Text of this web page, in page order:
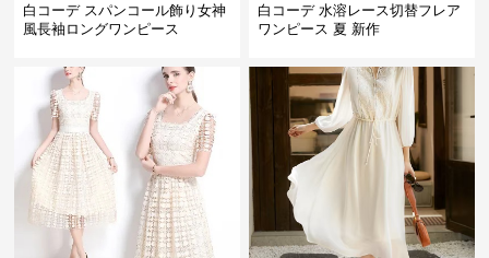
白コーデ スパンコール飾り女神
風長袖ロングワンピース
白コーデ 水溶レース切替フレア
ワンピース 夏 新作